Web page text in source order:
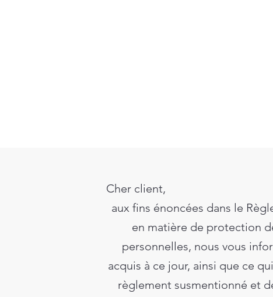
Cher client,
aux fins énoncées dans le
en matière de protection
personnelles, nous vous
acquis à ce jour, ainsi que ce
règlement susmentionné et